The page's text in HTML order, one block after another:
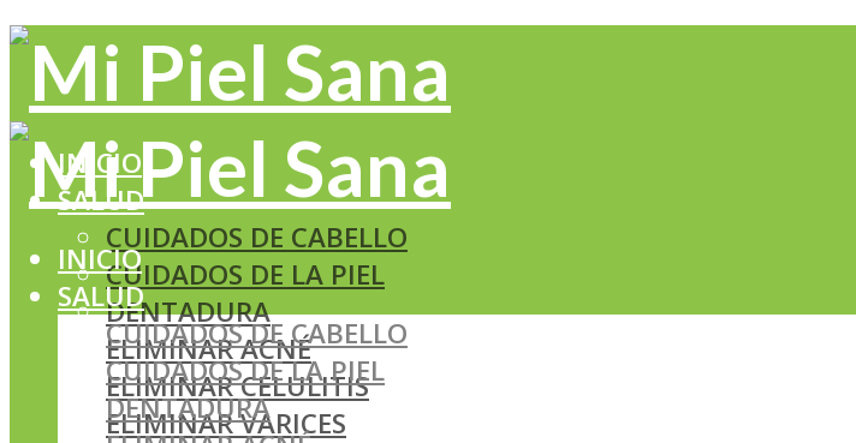
INICIO
SALUD
CUIDADOS DE CABELLO
CUIDADOS DE LA PIEL
DENTADURA
ELIMINAR ACNÉ
ELIMINAR CELULITIS
ELIMINAR VARICES
INICIO
SALUD
CUIDADOS DE CABELLO
CUIDADOS DE LA PIEL
DENTADURA